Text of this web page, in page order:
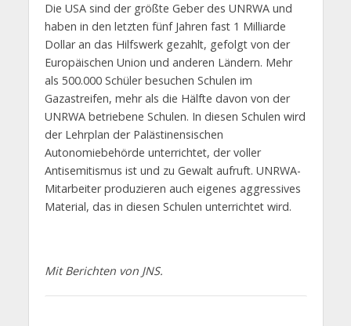
Die USA sind der größte Geber des UNRWA und
haben in den letzten fünf Jahren fast 1 Milliarde
Dollar an das Hilfswerk gezahlt, gefolgt von der
Europäischen Union und anderen Ländern. Mehr
als 500.000 Schüler besuchen Schulen im
Gazastreifen, mehr als die Hälfte davon von der
UNRWA betriebene Schulen. In diesen Schulen wird
der Lehrplan der Palästinensischen
Autonomiebehörde unterrichtet, der voller
Antisemitismus ist und zu Gewalt aufruft. UNRWA-
Mitarbeiter produzieren auch eigenes aggressives
Material, das in diesen Schulen unterrichtet wird.
Mit Berichten von JNS.